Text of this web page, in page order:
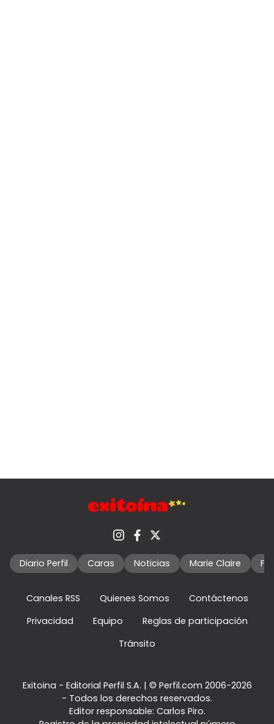
Diario Perfil Caras Noticias Marie Claire
Canales RSS Quienes Somos
Contáctenos
Privacidad
Equipo
Reglas de participación
Tránsito
Exitoina - Editorial Perfil S.A. | © Perfil.com 2006-2026
- Todos los derechos reservados.
Editor responsable: Carlos Piro.